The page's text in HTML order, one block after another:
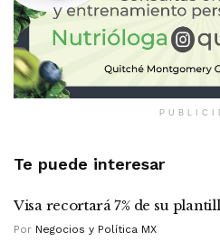
Te puede interesar
Visa recortará 7% de su
Por Negocios y Política MX